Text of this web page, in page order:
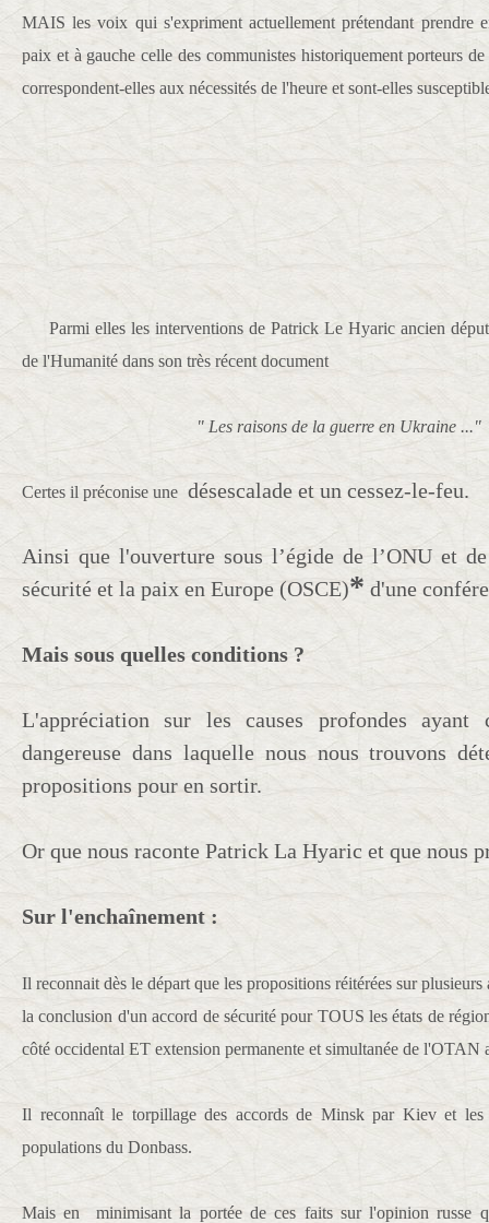
MAIS les voix qui s'expriment actuellement prétendant prendre
paix et à gauche celle des communistes historiquement porteurs
correspondent-elles aux nécessités de l'heure et sont-elles
Parmi elles les interventions de Patrick Le Hyaric ancien
de l'Humanité dans son très récent document
" Les raisons de la guerre en Ukraine ..."
Certes il préconise une désescalade et un cessez-le-feu.
Ainsi que l'ouverture sous l’égide de l’ONU et
sécurité et la paix en Europe (OSCE)* d'une
Mais sous quelles conditions ?
L'appréciation sur les causes profondes
dangereuse dans laquelle nous nous trouvons
propositions pour en sortir.
Or que nous raconte Patrick La Hyaric et que nous
Sur l'enchaînement :
Il reconnait dès le départ que les propositions réitérées sur plusieurs
la conclusion d'un accord de sécurité pour TOUS les états de
côté occidental ET extension permanente et simultanée de l'OTAN
Il reconnaît le torpillage des accords de Minsk par Kiev et les
populations du Donbass.
Mais en minimisant la portée de ces faits sur l'opinion russe